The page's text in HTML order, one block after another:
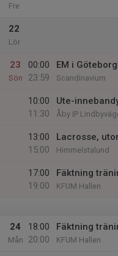
Fre
22
Lör
23
Sön
00:00
23:59
EM i
Scandinavium
10:00
11:30
Ute-
Åby IP
13:00
15:00
Lacrosse,
Himmelstalund
17:00
19:00
Fäktning
KFUM Hallen
24
Mån
18:00
20:00
Fäktning
KFUM Hallen